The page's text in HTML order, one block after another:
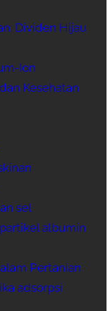
Dividen Hijau
Ion
Kesehatan
sel
albumin
Pertanian
adsorpsi